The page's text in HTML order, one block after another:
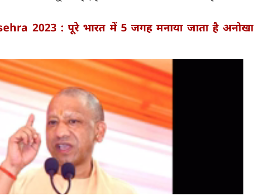
2023 : पूरे भारत में 5 जगह मनाया जाता है अनोखा